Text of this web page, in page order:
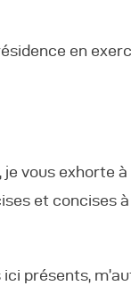
en
vous exhorte
et concises
présents,